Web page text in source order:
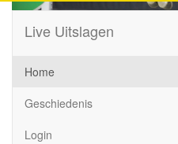
Live Uitslagen
Home
Geschiedenis
Login